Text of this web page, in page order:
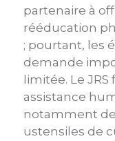
partenaire à
rééducation
; pourtant, les
demande
limitée. Le
assistance
notamment
ustensiles de